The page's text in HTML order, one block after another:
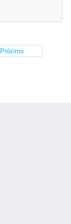
Próximo